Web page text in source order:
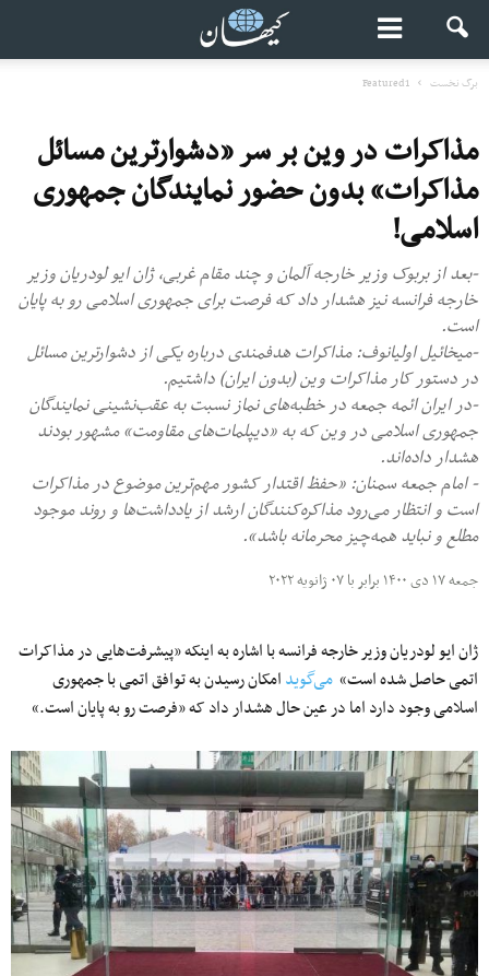
برگ نخست Featured1
مذاکرات در وین بر سر «دشوارترین مسائل
مذاکرات» بدون حضور نمایندگان جمهوری
اسلامی!
-بعد از بربوک وزیر خارجه آلمان و چند مقام غربی، ژان ایو لودریان وزیر
خارجه فرانسه نیز هشدار داد که فرصت برای جمهوری اسلامی رو به پایان
است.
-میخائیل اولیانوف: مذاکرات هدفمندی درباره یکی از دشوارترین مسائل
در دستور کار مذاکرات وین (بدون ایران) داشتیم.
-در ایران ائمه جمعه در خطبه‌های نماز نسبت به عقب‌نشینی نمایندگان
جمهوری اسلامی در وین که به «دیپلمات‌های مقاومت» مشهور بودند
هشدار داده‌اند.
- امام جمعه سمنان: «حفظ اقتدار کشور مهم‌ترین موضوع در مذاکرات
است و انتظار می‌رود مذاکره‌کنندگان ارشد از یادداشت‌ها و روند موجود
مطلع و نباید همه‌چیز محرمانه باشد».
جمعه ۱۷ دی ۱۴۰۰ برابر با ۰۷ ژانویه ۲۰۲۲
ژان ایو لودریان وزیر خارجه فرانسه با اشاره به اینکه «پیشرفت‌هایی در مذاکرات
اتمی حاصل شده است» می‌گویدامکان رسیدن به توافق اتمی با جمهوری
اسلامی وجود دارد اما در عین حال هشدار داد که «فرصت رو به پایان است.»